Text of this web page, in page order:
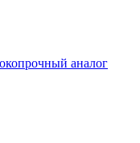
аналог